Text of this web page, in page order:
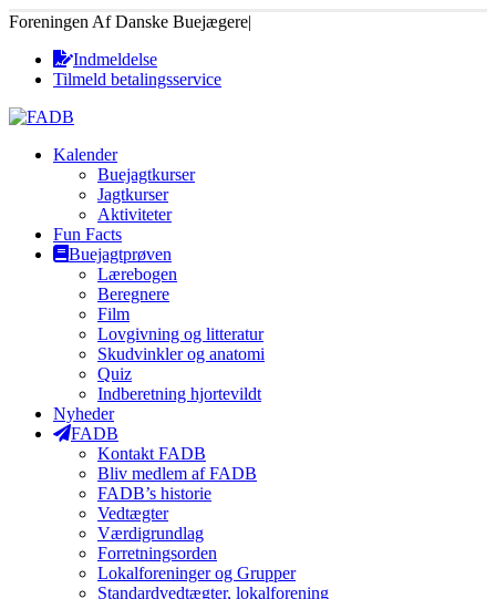
Foreningen Af Danske Buejægere|
Indmeldelse
Tilmeld betalingsservice
Kalender
Buejagtkurser
Jagtkurser
Aktiviteter
Fun Facts
Buejagtprøven
Lærebogen
Beregnere
Film
Lovgivning og litteratur
Skudvinkler og anatomi
Quiz
Indberetning hjortevildt
Nyheder
FADB
Kontakt FADB
Bliv medlem af FADB
FADB’s historie
Vedtægter
Værdigrundlag
Forretningsorden
Lokalforeninger og Grupper
Standardvedtægter, lokalforening